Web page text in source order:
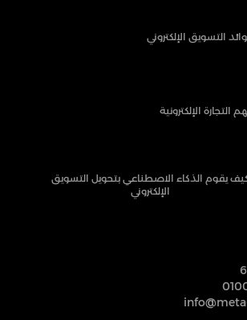
التسويق الإلكتروني
التجارة الإلكترونية
يقوم الذكاء الاصطناعي بتحويل التسويق
الإلكتروني